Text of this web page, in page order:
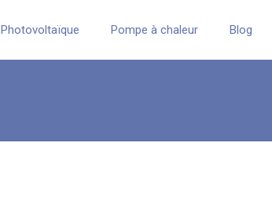
Photovoltaïque Pompe à chaleur Blog